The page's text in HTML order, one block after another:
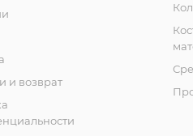
и возврат